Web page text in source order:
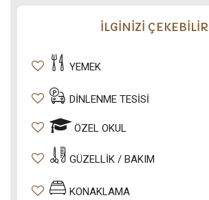
İLGİNİZİ ÇEKEBİLİR
YEMEK
DINLENME TESISI
ÖZEL OKUL
GÜZELLIK / BAKIM
KONAKLAMA